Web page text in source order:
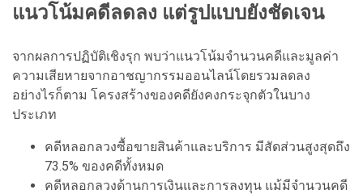
แนวโน้มคดีลดลง แต่รูปแบบยังชัดเจน
จากผลการปฏิบัติเชิงรุก พบว่าแนวโน้มจำนวนคดีและมูลค่า
ความเสียหายจากอาชญากรรมออนไลน์โดยรวมลดลง
อย่างไรก็ตาม โครงสร้างของคดียังคงกระจุกตัวในบาง
ประเภท
คดีหลอกลวงซื้อขายสินค้าและบริการ มีสัดส่วนสูงสุดถึง
73.5% ของคดีทั้งหมด
คดีหลอกลวงด้านการเงินและการลงทุน แม้มีจำนวนคดี